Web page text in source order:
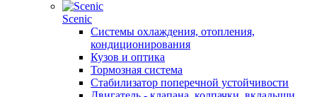
Scenic
Системы охлаждения, отопления,
кондиционирования
Кузов и оптика
Тормозная система
Стабилизатор поперечной устойчивости